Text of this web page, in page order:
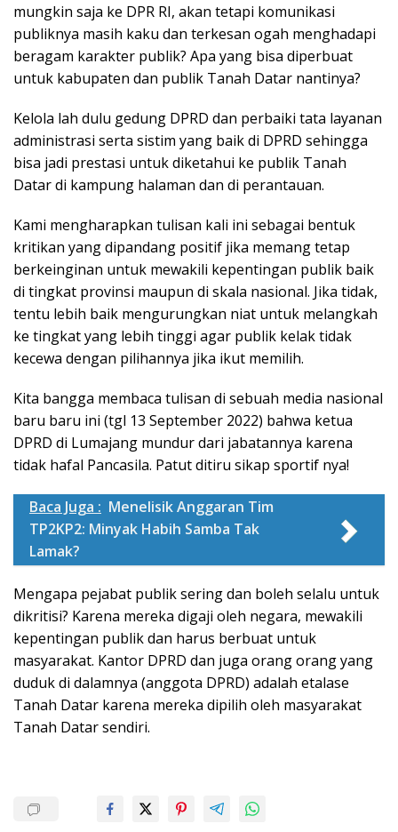
mungkin saja ke DPR RI, akan tetapi komunikasi
publiknya masih kaku dan terkesan ogah menghadapi
beragam karakter publik? Apa yang bisa diperbuat
untuk kabupaten dan publik Tanah Datar nantinya?
Kelola lah dulu gedung DPRD dan perbaiki tata layanan
administrasi serta sistim yang baik di DPRD sehingga
bisa jadi prestasi untuk diketahui ke publik Tanah
Datar di kampung halaman dan di perantauan.
Kami mengharapkan tulisan kali ini sebagai bentuk
kritikan yang dipandang positif jika memang tetap
berkeinginan untuk mewakili kepentingan publik baik
di tingkat provinsi maupun di skala nasional. Jika tidak,
tentu lebih baik mengurungkan niat untuk melangkah
ke tingkat yang lebih tinggi agar publik kelak tidak
kecewa dengan pilihannya jika ikut memilih.
Kita bangga membaca tulisan di sebuah media nasional
baru baru ini (tgl 13 September 2022) bahwa ketua
DPRD di Lumajang mundur dari jabatannya karena
tidak hafal Pancasila. Patut ditiru sikap sportif nya!
Baca Juga : Menelisik Anggaran Tim
TP2KP2: Minyak Habih Samba Tak
Lamak?
Mengapa pejabat publik sering dan boleh selalu untuk
dikritisi? Karena mereka digaji oleh negara, mewakili
kepentingan publik dan harus berbuat untuk
masyarakat. Kantor DPRD dan juga orang orang yang
duduk di dalamnya (anggota DPRD) adalah etalase
Tanah Datar karena mereka dipilih oleh masyarakat
Tanah Datar sendiri.